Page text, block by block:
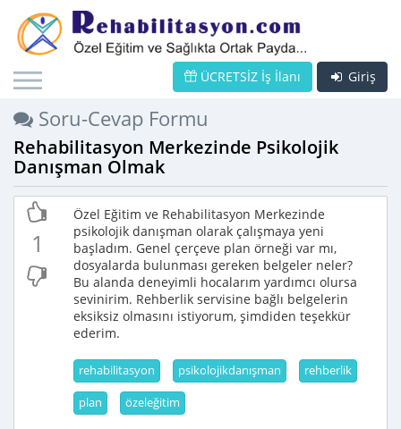
Giriş
ÜCRETSİZ İş İlanı
Soru-Cevap Formu
Rehabilitasyon Merkezinde Psikolojik
Danışman Olmak
1
Özel Eğitim ve Rehabilitasyon Merkezinde
psikolojik danışman olarak çalışmaya yeni
başladım. Genel çerçeve plan örneği var mı,
dosyalarda bulunması gereken belgeler neler?
Bu alanda deneyimli hocalarım yardımcı olursa
sevinirim. Rehberlik servisine bağlı belgelerin
eksiksiz olmasını istiyorum, şimdiden teşekkür
ederim.
rehabilitasyon psikolojikdanışman rehberlik
plan özeleğitim